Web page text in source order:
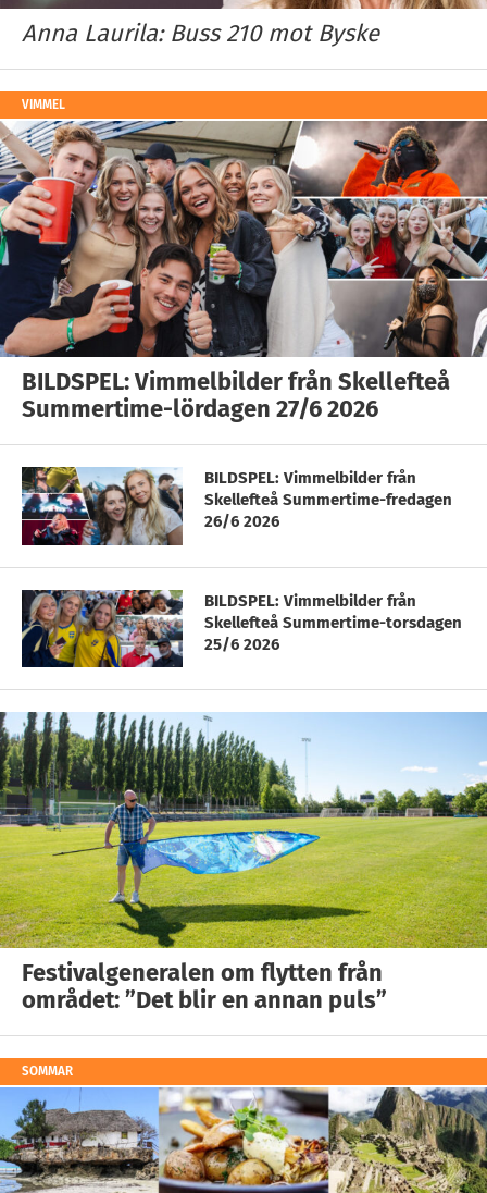
Anna Laurila: Buss 210 mot Byske
VIMMEL
BILDSPEL: Vimmelbilder från Skellefteå
Summertime-lördagen 27/6 2026
BILDSPEL: Vimmelbilder från
Skellefteå Summertime-fredagen
26/6 2026
BILDSPEL: Vimmelbilder från
Skellefteå Summertime-torsdagen
25/6 2026
Festivalgeneralen om flytten från
området: ”Det blir en annan puls”
SOMMAR